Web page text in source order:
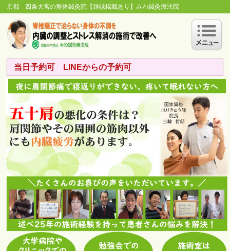
京都 四条大宮の整体鍼灸院【雑誌掲載あり】みわ鍼灸療法院
当日予約可 LINEからの予約可